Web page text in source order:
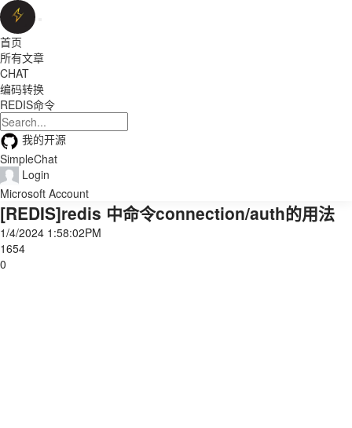
首页
所有文章
CHAT
编码转换
REDIS命令
我的开源
SimpleChat
Login
Microsoft Account
[REDIS]redis 中命令connection/auth的用法
1/4/2024 1:58:02PM
1654
0